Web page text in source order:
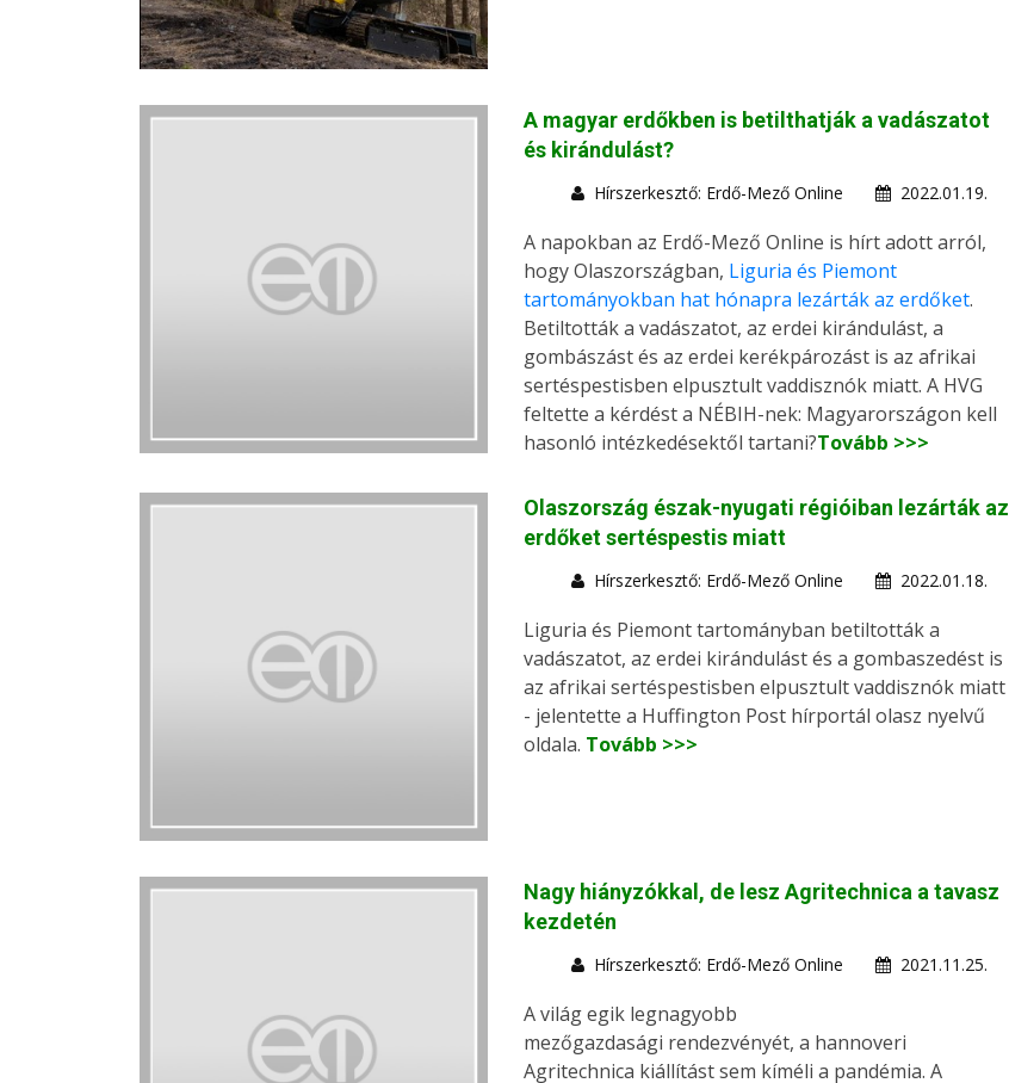
A magyar erdőkben is betilthatják a vadászatot
és kirándulást?
Hírszerkesztő: Erdő-Mező Online 2022.01.19.
A napokban az Erdő-Mező Online is hírt adott arról,
hogy Olaszországban, Liguria és Piemont
tartományokban hat hónapra lezárták az erdőket.
Betiltották a vadászatot, az erdei kirándulást, a
gombászást és az erdei kerékpározást is az afrikai
sertéspestisben elpusztult vaddisznók miatt. A HVG
feltette a kérdést a NÉBIH-nek: Magyarországon kell
hasonló intézkedésektől tartani?Tovább >>>
Olaszország észak-nyugati régióiban lezárták az
erdőket sertéspestis miatt
Hírszerkesztő: Erdő-Mező Online 2022.01.18.
Liguria és Piemont tartományban betiltották a
vadászatot, az erdei kirándulást és a gombaszedést is
az afrikai sertéspestisben elpusztult vaddisznók miatt
- jelentette a Huffington Post hírportál olasz nyelvű
oldala. Tovább >>>
Nagy hiányzókkal, de lesz Agritechnica a tavasz
kezdetén
Hírszerkesztő: Erdő-Mező Online 2021.11.25.
A világ egik legnagyobb
mezőgazdasági rendezvényét, a hannoveri
Agritechnica kiállítást sem kíméli a pandémia. A